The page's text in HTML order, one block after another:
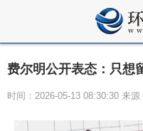
费尔明公开表态：只想
时间：2026-05-13 08:30:30 来